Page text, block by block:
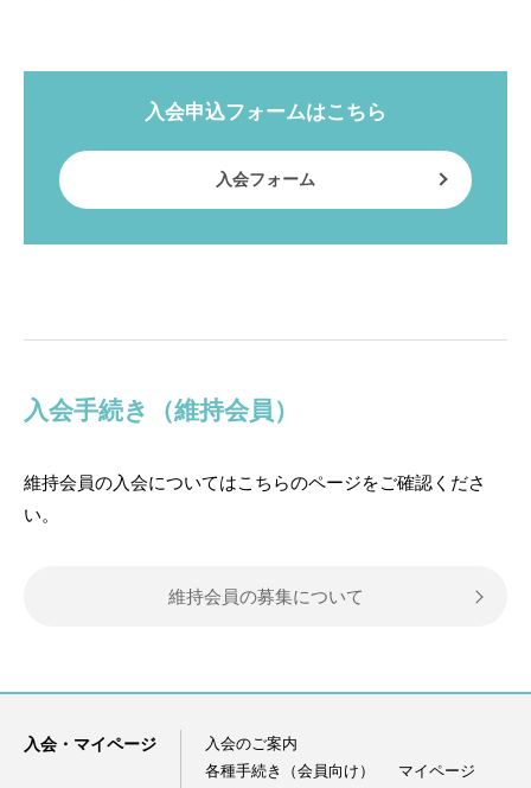
入会申込フォームはこちら
入会フォーム
入会手続き（維持会員）
維持会員の入会についてはこちらのページをご確認くださ
い。
維持会員の募集について
入会・マイページ
入会のご案内
各種手続き（会員向け）
マイページ